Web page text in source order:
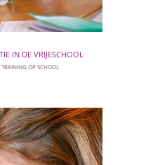
IN DE VRIJESCHOOL
TRAINING OP SCHOOL